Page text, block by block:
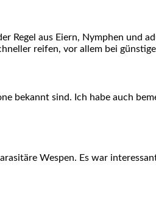
Regel aus Eiern, Nymphen und
reifen, vor allem bei
sind. ⁤Ich habe auch
Wespen. Es war